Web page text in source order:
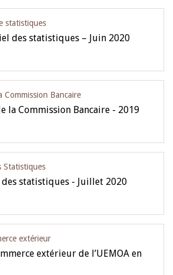
statistiques
des statistiques – Juin 2020
Commission Bancaire
la Commission Bancaire - 2019
Statistiques
statistiques - Juillet 2020
extérieur
extérieur de l’UEMOA en